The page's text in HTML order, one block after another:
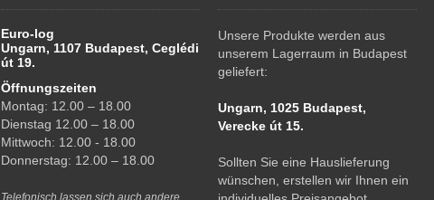
Euro-log
Ungarn, 1107 Budapest, Ceglédi
út 19.
Öffnungszeiten
Montag: 12.00 – 18.00
Dienstag 12.00 – 18.00
Mittwoch: 12.00 - 18.00
Donnerstag: 12.00 – 18.00
Telefonisch lassen sich auch andere
Unsere Produkte werden aus
unserem Lagerraum in Budapest
geliefert:
Ungarn, 1025 Budapest,
Verecke út 15.
Sollten Sie eine Hauslieferung
wünschen, erstellen wir Ihnen ein